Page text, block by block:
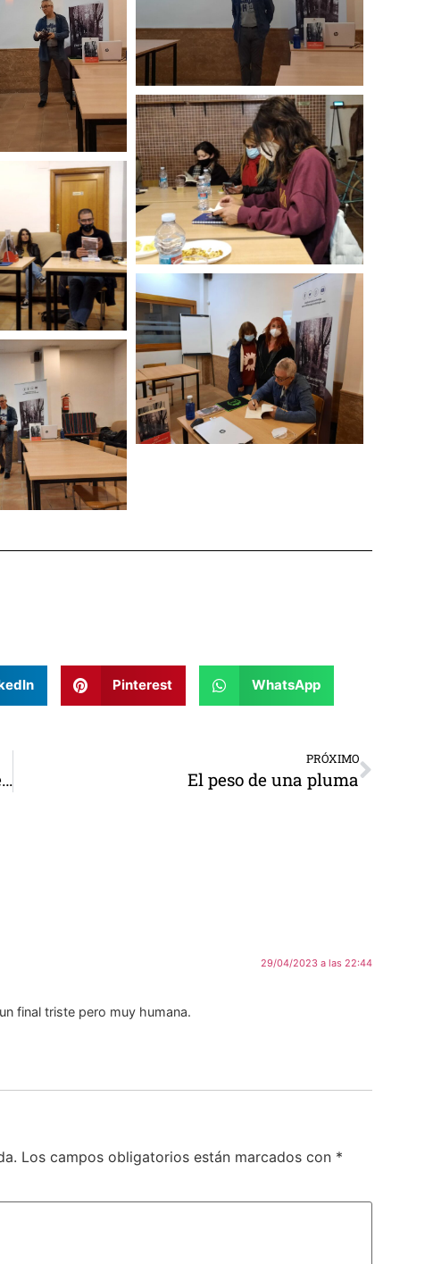
Pinterest WhatsApp
Presentación de «Historia de un cuento» en la Asociación Cultural de San Marcelino
PRÓXIMO
El peso de una pluma
29/04/2023 a las 22:44
final triste pero muy humana.
Los campos obligatorios están marcados con *